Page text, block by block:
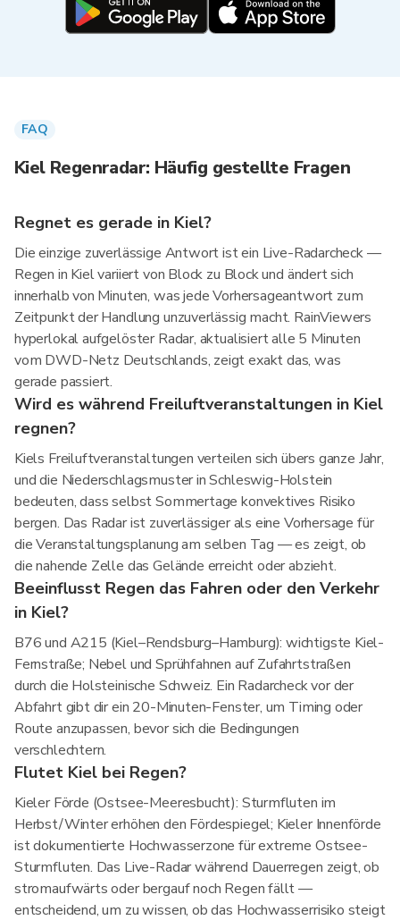
FAQ
Kiel Regenradar: Häufig gestellte Fragen
Regnet es gerade in Kiel?
Die einzige zuverlässige Antwort ist ein Live-Radarcheck —
Regen in Kiel variiert von Block zu Block und ändert sich
innerhalb von Minuten, was jede Vorhersageantwort zum
Zeitpunkt der Handlung unzuverlässig macht. RainViewers
hyperlokal aufgelöster Radar, aktualisiert alle 5 Minuten
vom DWD-Netz Deutschlands, zeigt exakt das, was
gerade passiert.
Wird es während Freiluftveranstaltungen in Kiel
regnen?
Kiels Freiluftveranstaltungen verteilen sich übers ganze Jahr,
und die Niederschlagsmuster in Schleswig-Holstein
bedeuten, dass selbst Sommertage konvektives Risiko
bergen. Das Radar ist zuverlässiger als eine Vorhersage für
die Veranstaltungsplanung am selben Tag — es zeigt, ob
die nahende Zelle das Gelände erreicht oder abzieht.
Beeinflusst Regen das Fahren oder den Verkehr
in Kiel?
B76 und A215 (Kiel–Rendsburg–Hamburg): wichtigste Kiel-
Fernstraße; Nebel und Sprühfahnen auf Zufahrtstraßen
durch die Holsteinische Schweiz. Ein Radarcheck vor der
Abfahrt gibt dir ein 20-Minuten-Fenster, um Timing oder
Route anzupassen, bevor sich die Bedingungen
verschlechtern.
Flutet Kiel bei Regen?
Kieler Förde (Ostsee-Meeresbucht): Sturmfluten im
Herbst/Winter erhöhen den Fördespiegel; Kieler Innenförde
ist dokumentierte Hochwasserzone für extreme Ostsee-
Sturmfluten. Das Live-Radar während Dauerregen zeigt, ob
stromaufwärts oder bergauf noch Regen fällt —
entscheidend, um zu wissen, ob das Hochwasserrisiko steigt